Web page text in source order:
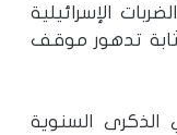
الإسرائيلية
تدهور موقف
الذكرى السنوية